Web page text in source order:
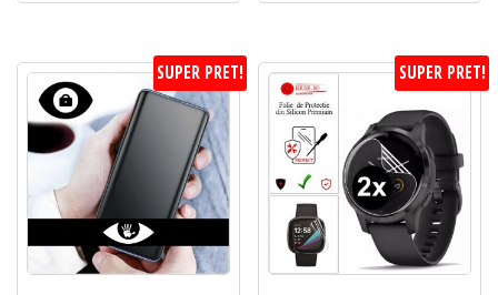
SUPER PRET! SUPER PRET!